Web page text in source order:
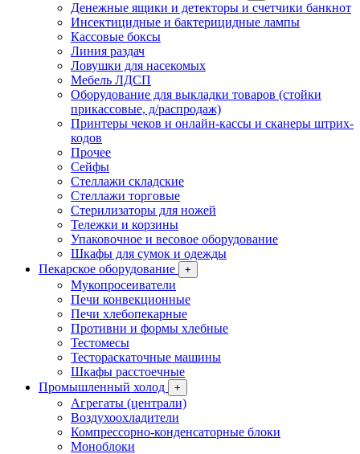
Денежные ящики и детекторы и счетчики банкнот
Инсектицидные и бактерицидные лампы
Кассовые боксы
Линия раздач
Ловушки для насекомых
Мебель ЛДСП
Оборудование для выкладки товаров (стойки
прикассовые, д/распродаж)
Принтеры чеков и онлайн-кассы и сканеры штрих-
кодов
Прочее
Сейфы
Стеллажи складские
Стеллажи торговые
Стерилизаторы для ножей
Тележки и корзины
Упаковочное и весовое оборудование
Шкафы для сумок и одежды
Пекарское оборудование
+
Мукопросеиватели
Печи конвекционные
Печи хлебопекарные
Противни и формы хлебные
Тестомесы
Тестораскаточные машины
Шкафы расстоечные
Промышленный холод
+
Агрегаты (централи)
Воздухоохладители
Компрессорно-конденсаторные блоки
Моноблоки